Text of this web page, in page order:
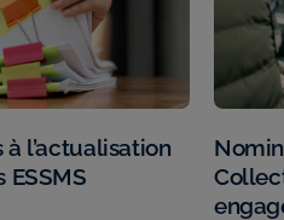
l’actualisation